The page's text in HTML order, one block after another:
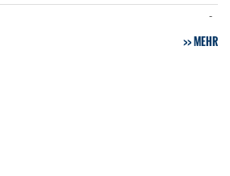
-
MEHR